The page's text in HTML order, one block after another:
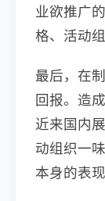
业欲推广
格、活动
最后，在
回报。造
近来国内
动组织一
本身的表现